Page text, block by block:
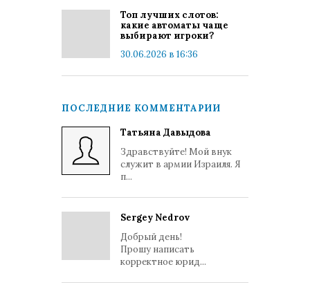
Топ лучших слотов:
какие автоматы чаще
выбирают игроки?
30.06.2026 в 16:36
ПОСЛЕДНИЕ КОММЕНТАРИИ
Татьяна Давыдова
Здравствуйте! Мой внук
служит в армии Израиля. Я
п...
Sergey Nedrov
Добрый день!
Прошу написать
корректное юрид...